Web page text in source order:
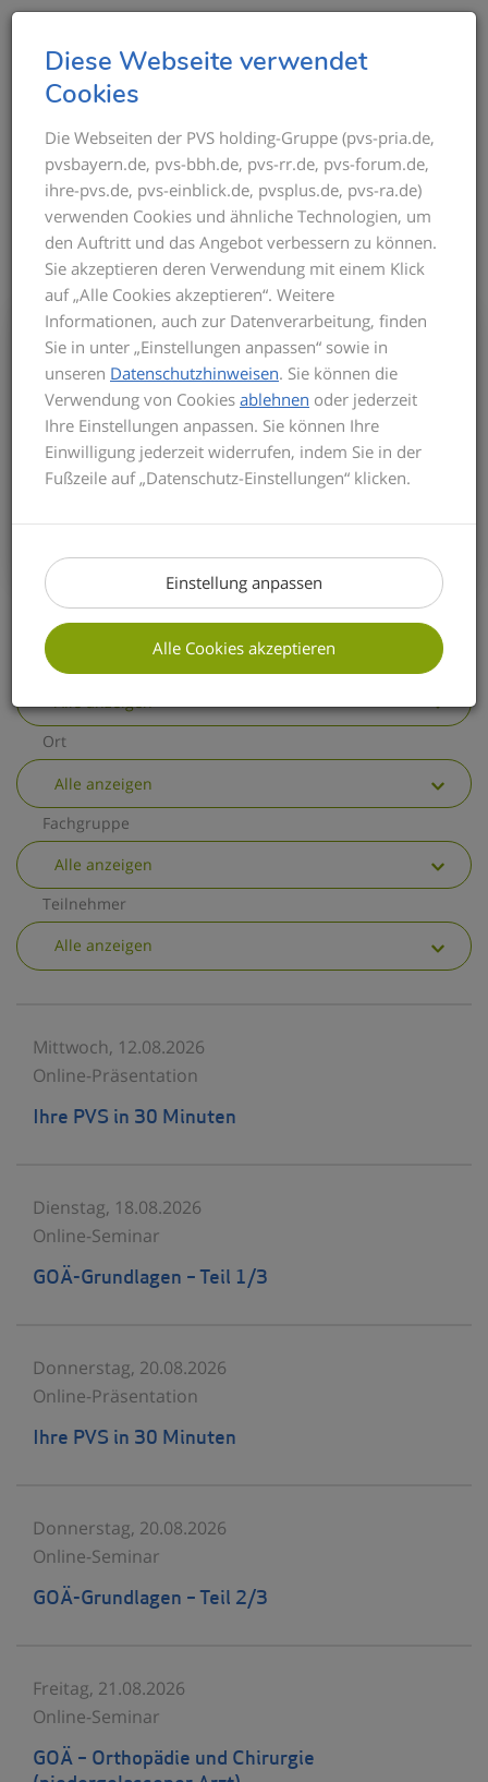
Diese Webseite verwendet
Cookies
Die Webseiten der PVS holding-Gruppe (pvs-pria.de,
pvsbayern.de, pvs-bbh.de, pvs-rr.de, pvs-forum.de,
ihre-pvs.de, pvs-einblick.de, pvsplus.de, pvs-ra.de)
verwenden Cookies und ähnliche Technologien, um
den Auftritt und das Angebot verbessern zu können.
Sie akzeptieren deren Verwendung mit einem Klick
auf „Alle Cookies akzeptieren“. Weitere
Informationen, auch zur Datenverarbeitung, finden
Sie in unter „Einstellungen anpassen“ sowie in
unseren Datenschutzhinweisen. Sie können die
Verwendung von Cookies ablehnen oder jederzeit
Ihre Einstellungen anpassen. Sie können Ihre
Einwilligung jederzeit widerrufen, indem Sie in der
Fußzeile auf „Datenschutz-Einstellungen“ klicken.
Einstellung anpassen
Alle Cookies akzeptieren
THEMEN IM ÜBERBLICK
Bis zum Inkrafttreten der neuen GOÄ gilt
für die Privatabrechnung die aktuelle
GOÄ-Fassung. Auf dieser basieren die
Seminarinhalte. Zu Beginn des Seminars
informieren wir Sie über den derzeitigen
Stand der neuen GOÄ. Zusätzlich
erhalten Sie einen kurzen Überblick über
Thema
Alle anzeigen
Ort
Alle anzeigen
Fachgruppe
Alle anzeigen
Teilnehmer
Alle anzeigen
Mittwoch, 12.08.2026
Online-Präsentation
Ihre PVS in 30 Minuten
Dienstag, 18.08.2026
Online-Seminar
GOÄ-Grundlagen – Teil 1/3
Donnerstag, 20.08.2026
Online-Präsentation
Ihre PVS in 30 Minuten
Donnerstag, 20.08.2026
Online-Seminar
GOÄ-Grundlagen – Teil 2/3
Freitag, 21.08.2026
Online-Seminar
GOÄ – Orthopädie und Chirurgie